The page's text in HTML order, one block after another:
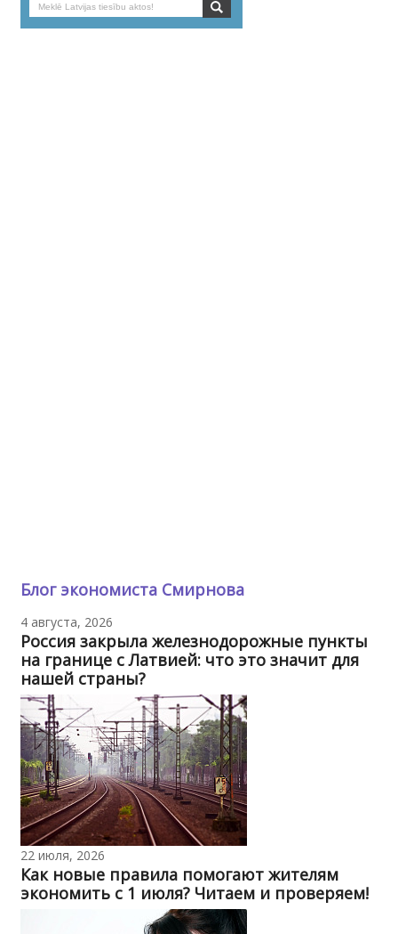
Блог экономиста Смирнова
4 августа, 2026
Россия закрыла железнодорожные пункты
на границе с Латвией: что это значит для
нашей страны?
22 июля, 2026
Как новые правила помогают жителям
экономить с 1 июля? Читаем и проверяем!